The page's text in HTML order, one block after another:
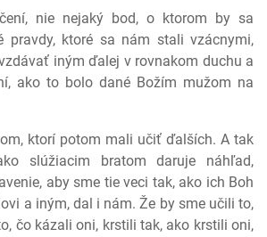
nie nejaký bod, o ktorom by sa
pravdy, ktoré sa nám stali vzácnymi,
iným ďalej v rovnakom duchu a
ako to bolo dané Božím mužom na
ktorí potom mali učiť ďalších. A tak
slúžiacim bratom daruje náhľad,
aby sme tie veci tak, ako ich Boh
a iným, dal i nám. Že by sme učili to,
čo kázali oni, krstili tak, ako krstili oni,